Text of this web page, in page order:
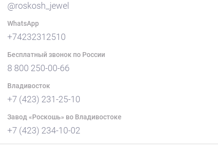
@roskosh_jewel
WhatsApp
+74232312510
Бесплатный звонок по России
8 800 250-00-66
Владивосток
+7 (423) 231-25-10
Завод «Роскошь» во Владивостоке
+7 (423) 234-10-02